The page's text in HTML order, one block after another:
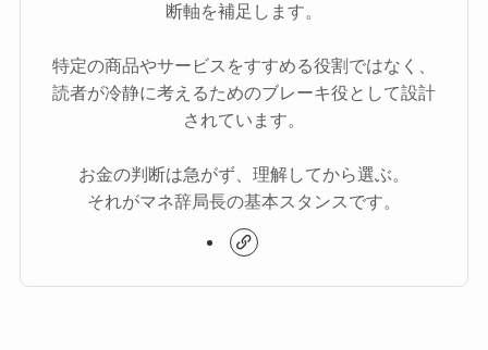
断軸を補足します。
特定の商品やサービスをすすめる役割ではなく、
読者が冷静に考えるためのブレーキ役として設計
されています。
お金の判断は急がず、理解してから選ぶ。
それがマネ辞局長の基本スタンスです。